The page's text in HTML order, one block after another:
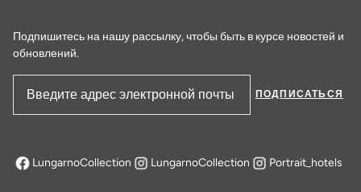
Подпишитесь на нашу рассылку, чтобы быть в курсе новостей и
обновлений.
Адрес электронной почты
ПОДПИСАТЬСЯ
LungarnoCollection
открывается в новой вкладке
LungarnoCollection Portrait_hotels